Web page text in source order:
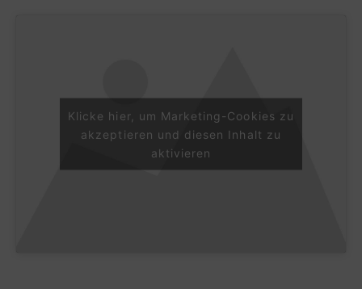
Klicke hier, um Marketing-Cookies zu
akzeptieren und diesen Inhalt zu
aktivieren